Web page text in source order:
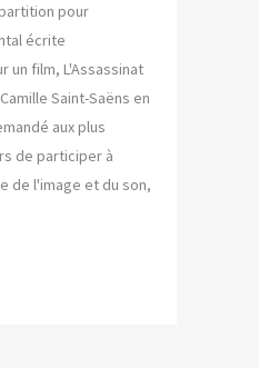
pour
écrite
un film, L'Assassinat
Saint-Saëns en
aux plus
de participer à
de l'image et du son,